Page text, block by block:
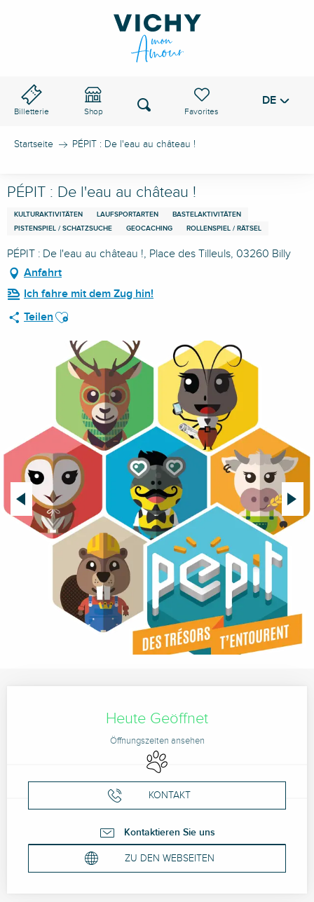
Billetterie Shop
Voir les favoris
Suche DE
Startseite PÉPIT : De l'eau au château !
PÉPIT : De l'eau au château !
KULTURAKTIVITÄTEN LAUFSPORTARTEN
BASTELAKTIVITÄTEN
PISTENSPIEL / SCHATZSUCHE
GEOCACHING ROLLENSPIEL / RÄTSEL
PÉPIT : De l'eau au château !, Place des Tilleuls, 03260 Billy
Anfahrt
Ich fahre mit dem Zug hin!
Teilen Ajouter aux favoris
Heute Geöffnet
Öffnungszeiten ansehen
Tiere erlaubt
KONTAKT
Kontaktieren Sie uns
ZU DEN WEBSEITEN